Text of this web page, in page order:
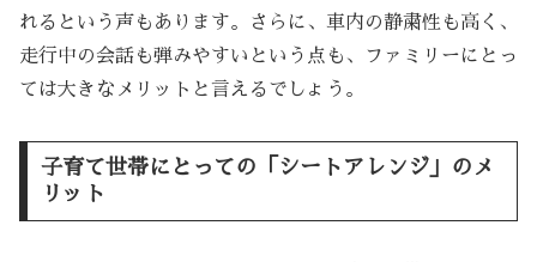
れるという声もあります。さらに、車内の静粛性も高く、
走行中の会話も弾みやすいという点も、ファミリーにとっ
ては大きなメリットと言えるでしょう。
子育て世帯にとっての「シートアレンジ」のメ
リット